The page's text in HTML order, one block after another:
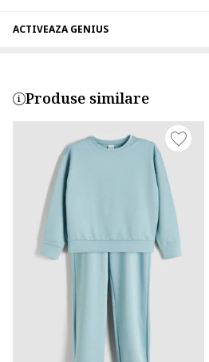
ACTIVEAZA GENIUS
Produse similare